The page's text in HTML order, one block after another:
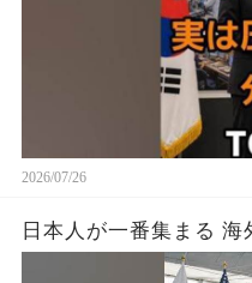
2026/07/26
日本人が一番集まる 海